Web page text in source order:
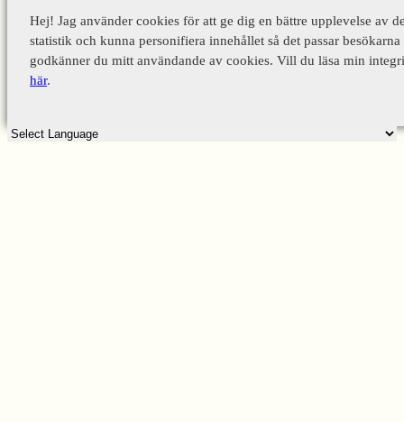
Hej! Jag använder cookies för att ge dig en bättre upplevelse av
statistik och kunna personifiera innehållet så det passar
godkänner du mitt användande av cookies. Vill du läsa min
här.